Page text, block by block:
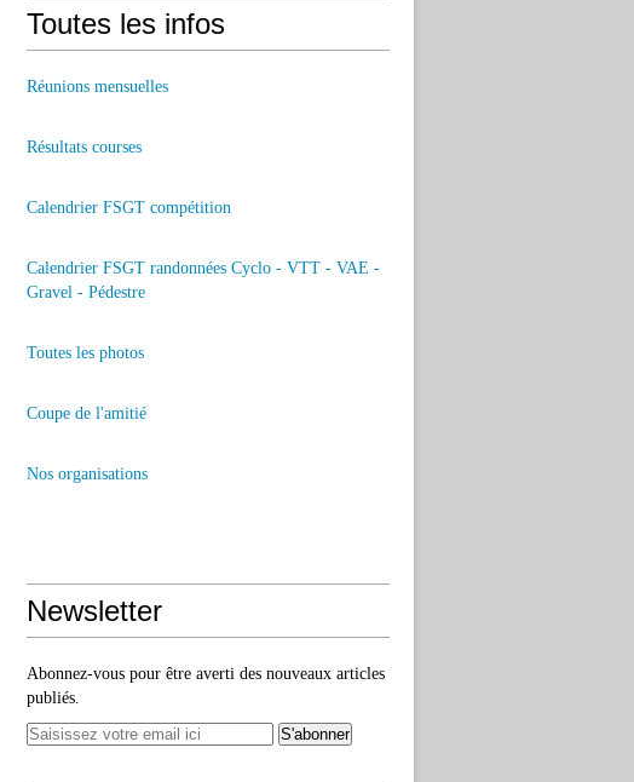
Toutes les infos
Réunions mensuelles
Résultats courses
Calendrier FSGT compétition
Calendrier FSGT randonnées Cyclo - VTT - VAE -
Gravel - Pédestre
Toutes les photos
Coupe de l'amitié
Nos organisations
Newsletter
Abonnez-vous pour être averti des nouveaux articles
publiés.